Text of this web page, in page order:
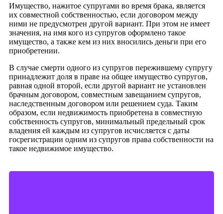
Имущество, нажитое супругами во время брака, является
их совместной собственностью, если договором между
ними не предусмотрен другой вариант. При этом не имеет
значения, на имя кого из супругов оформлено такое
имущество, а также кем из них вносились деньги при его
приобретении.
В случае смерти одного из супругов пережившему супругу
принадлежит доля в праве на общее имущество супругов,
равная одной второй, если другой вариант не установлен
брачным договором, совместным завещанием супругов,
наследственным договором или решением суда. Таким
образом, если недвижимость приобретена в совместную
собственность супругов, минимальный предельный срок
владения ей каждым из супругов исчисляется с даты
госрегистрации одним из супругов права собственности на
такое недвижимое имущество.